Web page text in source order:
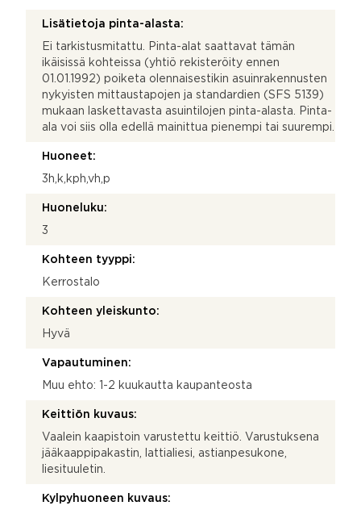
Lisätietoja pinta-alasta:
Ei tarkistusmitattu. Pinta-alat saattavat tämän
ikäisissä kohteissa (yhtiö rekisteröity ennen
01.01.1992) poiketa olennaisestikin asuinrakennusten
nykyisten mittaustapojen ja standardien (SFS 5139)
mukaan laskettavasta asuintilojen pinta-alasta. Pinta-
ala voi siis olla edellä mainittua pienempi tai suurempi.
Huoneet:
3h,k,kph,vh,p
Huoneluku:
3
Kohteen tyyppi:
Kerrostalo
Kohteen yleiskunto:
Hyvä
Vapautuminen:
Muu ehto: 1-2 kuukautta kaupanteosta
Keittiön kuvaus:
Vaalein kaapistoin varustettu keittiö. Varustuksena
jääkaappipakastin, lattialiesi, astianpesukone,
liesituuletin.
Kylpyhuoneen kuvaus: